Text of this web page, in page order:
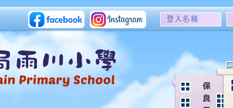
登
名
稱